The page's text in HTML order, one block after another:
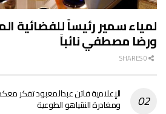
لمياء سمير رئيساً للفضائية
ورضا مصطفي نائباً
الإعلامية فاتن عبدالمعبود تفكر
ومغادرة النتنياهو الطوعية